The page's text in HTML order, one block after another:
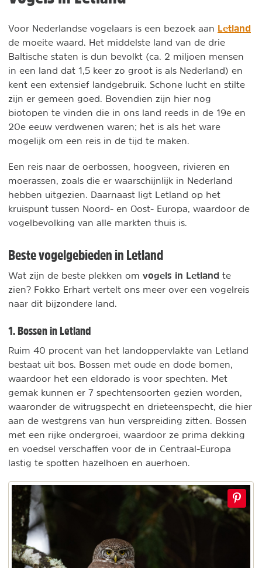
Voor Nederlandse vogelaars is een bezoek aan Letland
de moeite waard. Het middelste land van de drie
Baltische staten is dun bevolkt (ca. 2 miljoen mensen
in een land dat 1,5 keer zo groot is als Nederland) en
kent een extensief landgebruik. Schone lucht en stilte
zijn er gemeen goed. Bovendien zijn hier nog
biotopen te vinden die in ons land reeds in de 19e en
20e eeuw verdwenen waren; het is als het ware
mogelijk om een reis in de tijd te maken.
Een reis naar de oerbossen, hoogveen, rivieren en
moerassen, zoals die er waarschijnlijk in Nederland
hebben uitgezien. Daarnaast ligt Letland op het
kruispunt tussen Noord- en Oost- Europa, waardoor de
vogelbevolking van alle markten thuis is.
Beste vogelgebieden in Letland
Wat zijn de beste plekken om vogels in Letland te
zien? Fokko Erhart vertelt ons meer over een vogelreis
naar dit bijzondere land.
1. Bossen in Letland
Ruim 40 procent van het landoppervlakte van Letland
bestaat uit bos. Bossen met oude en dode bomen,
waardoor het een eldorado is voor spechten. Met
gemak kunnen er 7 spechtensoorten gezien worden,
waaronder de witrugspecht en drieteenspecht, die hier
aan de westgrens van hun verspreiding zitten. Bossen
met een rijke ondergroei, waardoor ze prima dekking
en voedsel verschaffen voor de in Centraal-Europa
lastig te spotten hazelhoen en auerhoen.